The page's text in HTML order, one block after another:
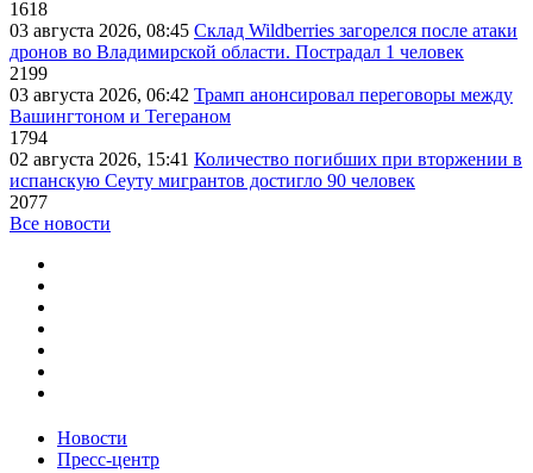
1618
03 августа 2026, 08:45 Склад Wildberries загорелся после атаки
дронов во Владимирской области. Пострадал 1 человек
2199
03 августа 2026, 06:42 Трамп анонсировал переговоры между
Вашингтоном и Тегераном
1794
02 августа 2026, 15:41 Количество погибших при вторжении в
испанскую Сеуту мигрантов достигло 90 человек
2077
Все новости
Новости
Пресс-центр